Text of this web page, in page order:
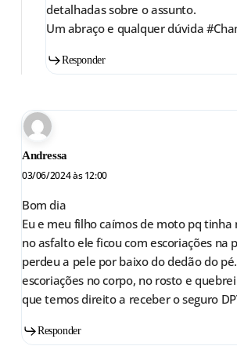
detalhadas sobre o assunto.
Um abraço e qualquer dúvida
Responder
Andressa
03/06/2024 às 12:00
Bom dia
Eu e meu filho caímos de moto pq
no asfalto ele ficou com escoriações na
perdeu a pele por baixo do dedão do
escoriações no corpo, no rosto e
que temos direito a receber o seguro
Responder